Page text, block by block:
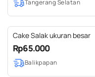
Tangerang Selatan
Cake Salak ukuran besar
Rp65.000
Balikpapan